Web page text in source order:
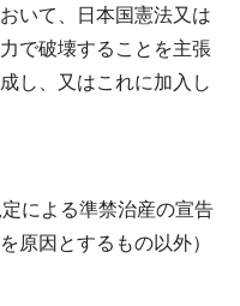
いて、日本国憲法又は
で破壊することを主張
し、又はこれに加入し
による準禁治産の宣告
原因とするもの以外）